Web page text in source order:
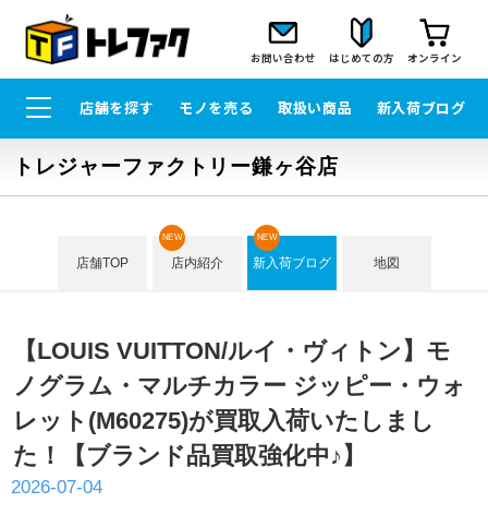
お問い合わせ はじめての方 オンライン
店舗を探す モノを売る 取扱い商品 新入荷ブログ
トレジャーファクトリー鎌ヶ谷店
店舗TOP 店内紹介
NEW
新入荷ブログ
NEW
地図
【LOUIS VUITTON/ルイ・ヴィトン】モ
ノグラム・マルチカラー ジッピー・ウォ
レット(M60275)が買取入荷いたしまし
た！【ブランド品買取強化中♪】
2026-07-04